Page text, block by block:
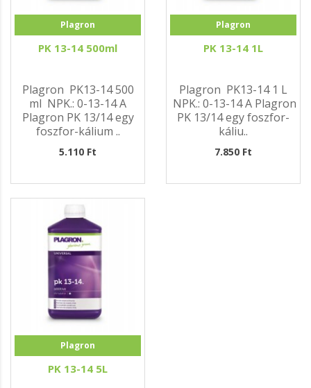
Plagron
PK 13-14 500ml
Plagron PK13-14 500
ml NPK.: 0-13-14 A
Plagron PK 13/14 egy
foszfor-kálium ..
5.110 Ft
Plagron
PK 13-14 1L
Plagron PK13-14 1 L
NPK.: 0-13-14 A Plagron
PK 13/14 egy foszfor-
káliu..
7.850 Ft
Plagron
PK 13-14 5L